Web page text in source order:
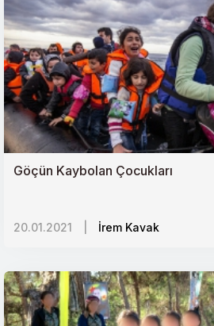
Yeni Bir Jeopolitik Mücadele Alanı:
Afrika ve Yeni Sömürgecilik
Göçün Kaybolan Çocukları
20.01.2021 İrem Kavak